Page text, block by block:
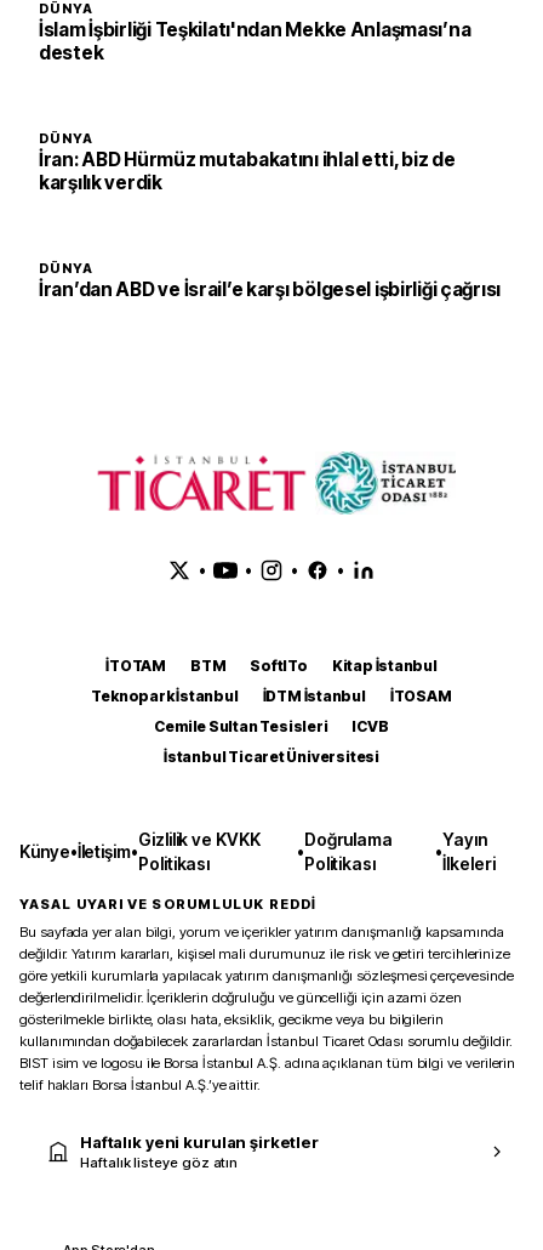
DÜNYA
İslam İşbirliği Teşkilatı'ndan Mekke Anlaşması’na
destek
DÜNYA
İran: ABD Hürmüz mutabakatını ihlal etti, biz de
karşılık verdik
DÜNYA
İran’dan ABD ve İsrail’e karşı bölgesel işbirliği çağrısı
• • • •
İTOTAM BTM SoftITo
Kitap İstanbul
Teknopark İstanbul
İDTM İstanbul
İTOSAM
Cemile Sultan Tesisleri
ICVB
İstanbul Ticaret Üniversitesi
Künye•İletişim•
Gizlilik ve KVKK
Politikası
•
Doğrulama
Politikası
•
Yayın
İlkeleri
YASAL UYARI VE SORUMLULUK REDDİ
Bu sayfada yer alan bilgi, yorum ve içerikler yatırım danışmanlığı kapsamında
değildir. Yatırım kararları, kişisel mali durumunuz ile risk ve getiri tercihlerinize
göre yetkili kurumlarla yapılacak yatırım danışmanlığı sözleşmesi çerçevesinde
değerlendirilmelidir. İçeriklerin doğruluğu ve güncelliği için azami özen
gösterilmekle birlikte, olası hata, eksiklik, gecikme veya bu bilgilerin
kullanımından doğabilecek zararlardan İstanbul Ticaret Odası sorumlu değildir.
BIST isim ve logosu ile Borsa İstanbul A.Ş. adına açıklanan tüm bilgi ve verilerin
telif hakları Borsa İstanbul A.Ş.’ye aittir.
Haftalık yeni kurulan şirketler
Haftalık listeye göz atın